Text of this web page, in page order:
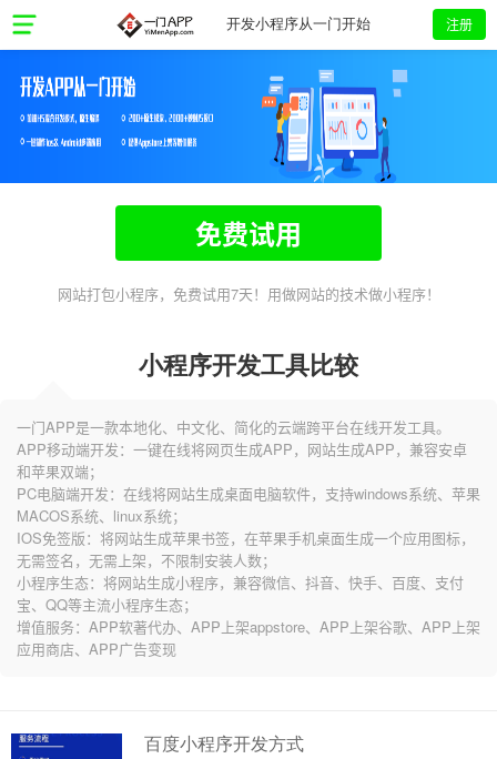
开发小程序从一门开始 注册
免费试用
网站打包小程序，免费试用7天！用做网站的技术做小程序！
小程序开发工具比较
一门APP是一款本地化、中文化、简化的云端跨平台在线开发工具。
APP移动端开发：一键在线将网页生成APP，网站生成APP，兼容安卓
和苹果双端；
PC电脑端开发：在线将网站生成桌面电脑软件，支持windows系统、苹果
MACOS系统、linux系统；
IOS免签版：将网站生成苹果书签，在苹果手机桌面生成一个应用图标，
无需签名，无需上架，不限制安装人数；
小程序生态：将网站生成小程序，兼容微信、抖音、快手、百度、支付
宝、QQ等主流小程序生态；
增值服务：APP软著代办、APP上架appstore、APP上架谷歌、APP上架
应用商店、APP广告变现
百度小程序开发方式